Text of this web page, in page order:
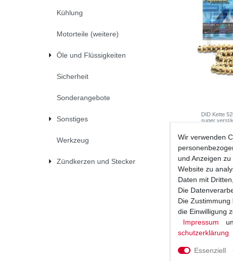
Kühlung
Motorteile (weitere)
Öle und Flüssigkeiten
Sicherheit
Sonderangebote
Sonstiges
Werkzeug
Zündkerzen und Stecker
DID Kette
super
UVP 145,23
1 Stück |
inkl. ges.
Wir verwenden
und Anzeigen
Website zu
Daten mit
Die
Die
die Einwilligung
Impressum
schutz­erklärung
Essenziell